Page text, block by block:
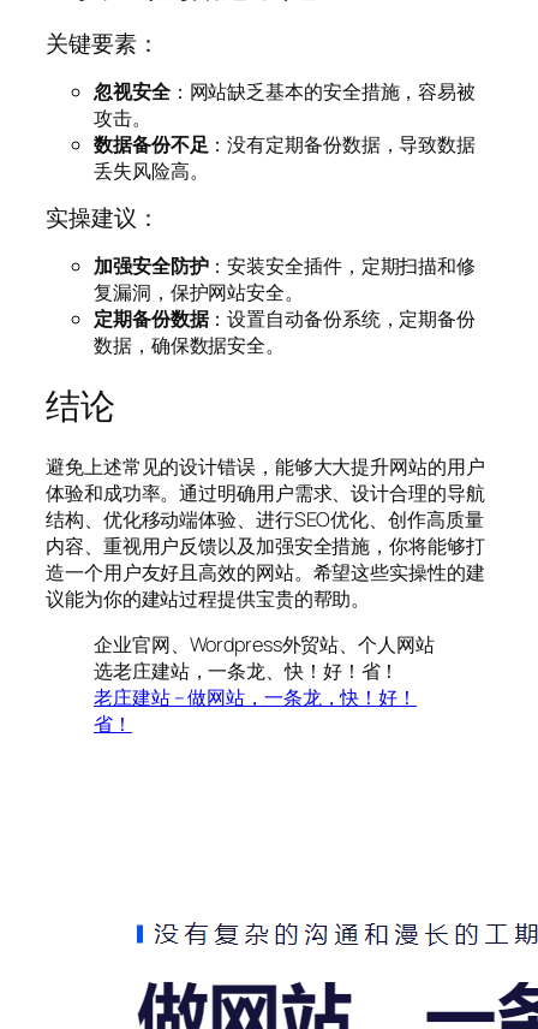
关键要素：
忽视安全：网站缺乏基本的安全措施，容易被
攻击。
数据备份不足：没有定期备份数据，导致数据
丢失风险高。
实操建议：
加强安全防护：安装安全插件，定期扫描和修
复漏洞，保护网站安全。
定期备份数据：设置自动备份系统，定期备份
数据，确保数据安全。
结论
避免上述常见的设计错误，能够大大提升网站的用户
体验和成功率。通过明确用户需求、设计合理的导航
结构、优化移动端体验、进行SEO优化、创作高质量
内容、重视用户反馈以及加强安全措施，你将能够打
造一个用户友好且高效的网站。希望这些实操性的建
议能为你的建站过程提供宝贵的帮助。
企业官网、Wordpress外贸站、个人网站
选老庄建站，一条龙、快！好！省！
老庄建站 – 做网站，一条龙，快！好！
省！